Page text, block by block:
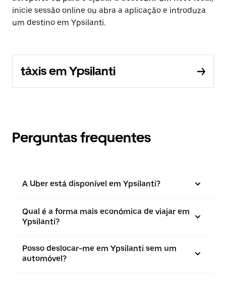
inicie sessão online ou abra a aplicação e introduza
um destino em Ypsilanti.
táxis em Ypsilanti
Perguntas frequentes
A Uber está disponível em Ypsilanti?
Qual é a forma mais económica de viajar em
Ypsilanti?
Posso deslocar-me em Ypsilanti sem um
automóvel?